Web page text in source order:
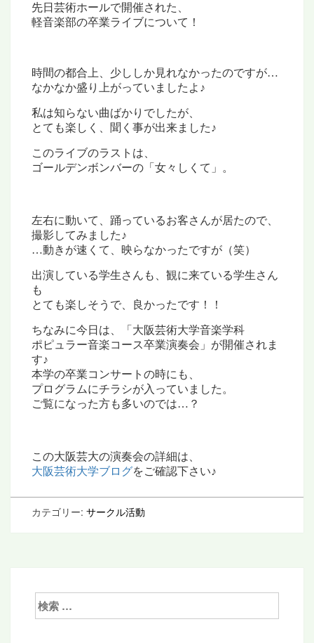
先日芸術ホールで開催された、
軽音楽部の卒業ライブについて！
時間の都合上、少ししか見れなかったのですが…
なかなか盛り上がっていましたよ♪
私は知らない曲ばかりでしたが、
とても楽しく、聞く事が出来ました♪
このライブのラストは、
ゴールデンボンバーの 「女々しくて」。
左右に動いて、踊っているお客さんが居たので、
撮影してみました♪
…動きが速くて、映らなかったですが（笑）
出演している学生さんも、観に来ている学生さん
も
とても楽しそうで、良かったです！！
ちなみに今日は、「大阪芸術大学音楽学科
ポピュラー音楽コース卒業演奏会」が開催されま
す♪
本学の卒業コンサートの時にも、
プログラムにチラシが入っていました。
ご覧になった方も多いのでは…？
この大阪芸大の演奏会の詳細は、
大阪芸術大学ブログをご確認下さい♪
カテゴリー: サークル活動
検
索: